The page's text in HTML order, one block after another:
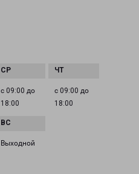
с 09:00 до
18:00
с 09:00 до
18:00
Выходной